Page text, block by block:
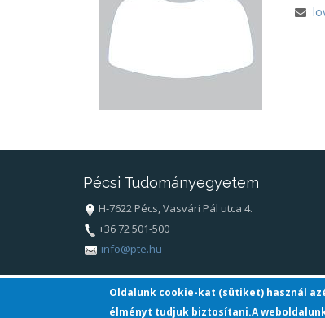
Pécsi Tudományegyetem
H-7622 Pécs, Vasvári Pál utca 4.
+36 72 501-500
info@pte.hu
Oldalunk cookie-kat (sütiket) használ
élményt tudjuk biztosítani.A